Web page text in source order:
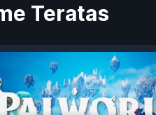
Teratas